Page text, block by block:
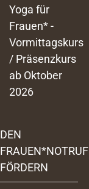
Yoga für
Frauen* -
Vormittagskurs
/ Präsenzkurs
ab Oktober
2026
DEN
FRAUEN*NOTRUF
FÖRDERN